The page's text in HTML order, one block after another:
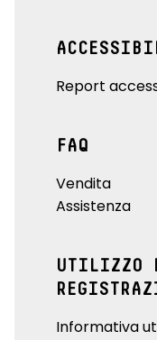
Report
FAQ
Vendita
Assistenza
UTILIZZO
Informativa